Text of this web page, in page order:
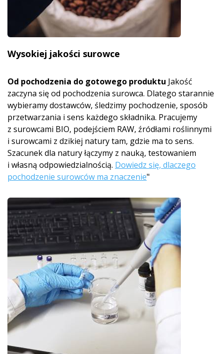
Wysokiej jakości surowce
Od pochodzenia do gotowego produktu Jakość
zaczyna się od pochodzenia surowca. Dlatego starannie
wybieramy dostawców, śledzimy pochodzenie, sposób
przetwarzania i sens każdego składnika. Pracujemy
z surowcami BIO, podejściem RAW, źródłami roślinnymi
i surowcami z dzikiej natury tam, gdzie ma to sens.
Szacunek dla natury łączymy z nauką, testowaniem
i własną odpowiedzialnością. Dowiedz się, dlaczego
pochodzenie surowców ma znaczenie"